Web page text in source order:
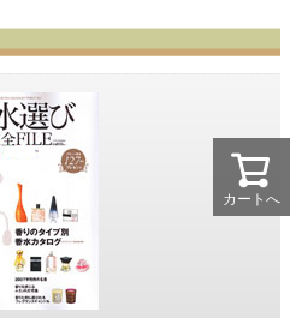
カートへ